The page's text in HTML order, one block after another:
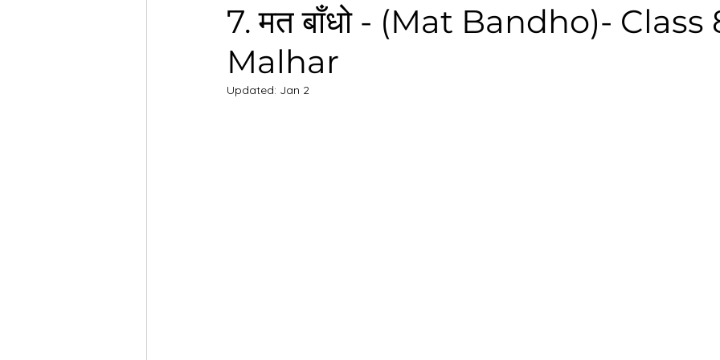
CBSE Eng Std VIII - It So Happened
7. मत बाँधो - (Mat Bandho)- Class
Malhar
Updated: Jan 2